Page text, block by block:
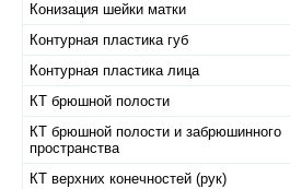
Конизация шейки матки
Контурная пластика губ
Контурная пластика лица
КТ брюшной полости
КТ брюшной полости и забрюшинного
пространства
КТ верхних конечностей (рук)